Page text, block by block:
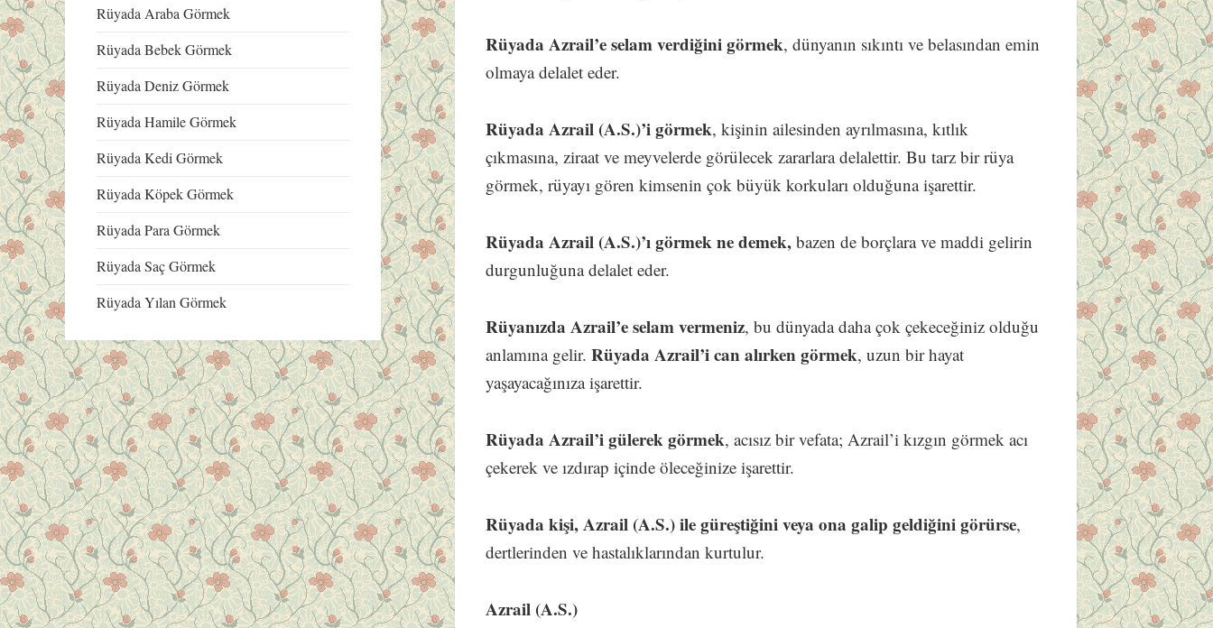
Rüyada Araba Görmek
Rüyada Bebek Görmek
Rüyada Deniz Görmek
Rüyada Hamile Görmek
Rüyada Kedi Görmek
Rüyada Köpek Görmek
Rüyada Para Görmek
Rüyada Saç Görmek
Rüyada Yılan Görmek
Rüyada Azrail’e selam verdiğini görmek, dünyanın sıkıntı ve belasından emin
olmaya delalet eder.
Rüyada Azrail (A.S.)’i görmek, kişinin ailesinden ayrılmasına, kıtlık
çıkmasına, ziraat ve meyvelerde görülecek zararlara delalettir. Bu tarz bir rüya
görmek, rüyayı gören kimsenin çok büyük korkuları olduğuna işarettir.
Rüyada Azrail (A.S.)’ı görmek ne demek, bazen de borçlara ve maddi gelirin
durgunluğuna delalet eder.
Rüyanızda Azrail’e selam vermeniz, bu dünyada daha çok çekeceğiniz olduğu
anlamına gelir.Rüyada Azrail’i can alırken görmek, uzun bir hayat
yaşayacağınıza işarettir.
Rüyada Azrail’i gülerek görmek, acısız bir vefata; Azrail’i kızgın görmek acı
çekerek ve ızdırap içinde öleceğinize işarettir.
Rüyada kişi, Azrail (A.S.) ile güreştiğini veya ona galip geldiğini görürse,
dertlerinden ve hastalıklarından kurtulur.
Azrail (A.S.)